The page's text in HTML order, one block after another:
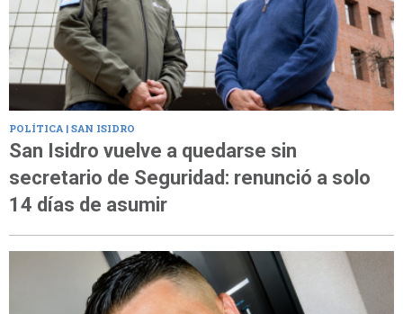
POLÍTICA | SAN ISIDRO
San Isidro vuelve a quedarse sin
secretario de Seguridad: renunció a solo
14 días de asumir